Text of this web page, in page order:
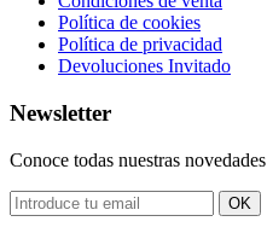
Política de cookies
Política de privacidad
Devoluciones Invitado
Newsletter
Conoce todas nuestras novedades
OK